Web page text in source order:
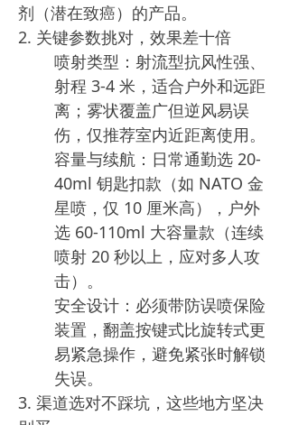
剂（潜在致癌）的产品。​
2. 关键参数挑对，效果差十倍​
喷射类型：射流型抗风性强、
射程 3-4 米，适合户外和远距
离；雾状覆盖广但逆风易误
伤，仅推荐室内近距离使用。​
容量与续航：日常通勤选 20-
40ml 钥匙扣款（如 NATO 金
星喷，仅 10 厘米高），户外
选 60-110ml 大容量款（连续
喷射 20 秒以上，应对多人攻
击）。​
安全设计：必须带防误喷保险
装置，翻盖按键式比旋转式更
易紧急操作，避免紧张时解锁
失误。​
3. 渠道选对不踩坑，这些地方坚决